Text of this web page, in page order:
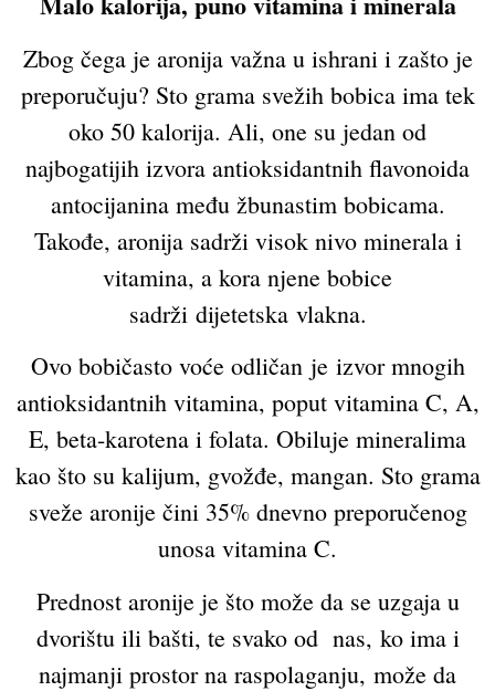
Zbog čega je aronija važna u ishrani i zašto je
preporučuju? Sto grama svežih bobica ima tek
oko 50 kalorija. Ali, one su jedan od
najbogatijih izvora antioksidantnih flavonoida
antocijanina među žbunastim bobicama.
Takođe, aronija sadrži visok nivo minerala i
vitamina, a kora njene bobice
sadrži dijetetska vlakna.
Ovo bobičasto voće odličan je izvor mnogih
antioksidantnih vitamina, poput vitamina C, A,
E, beta-karotena i folata. Obiluje mineralima
kao što su kalijum, gvožđe, mangan. Sto grama
sveže aronije čini 35% dnevno preporučenog
unosa vitamina C.
Prednost aronije je što može da se uzgaja u
dvorištu ili bašti, te svako od nas, ko ima i
najmanji prostor na raspolaganju, može da